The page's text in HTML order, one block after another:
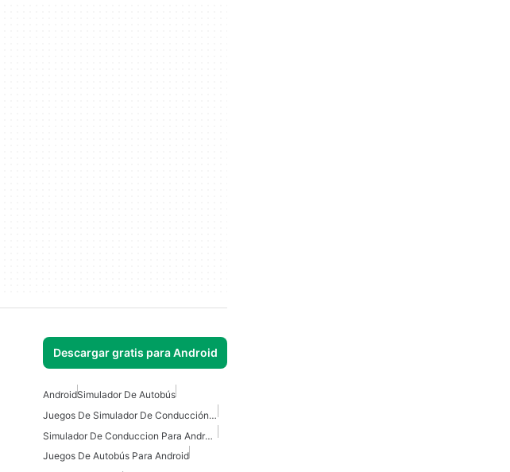
Descargar gratis para Android
AndroidSimulador De Autobús
Juegos De Simulador De Conducción Para Android
Simulador De Conduccion Para Android
Juegos De Autobús Para Android